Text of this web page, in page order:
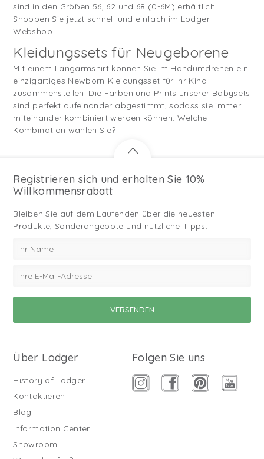
sind in den Größen 56, 62 und 68 (0-6M) erhältlich.
Shoppen Sie jetzt schnell und einfach im Lodger
Webshop.
Kleidungssets für Neugeborene
Mit einem Langarmshirt können Sie im Handumdrehen ein
einzigartiges Newborn-Kleidungsset für Ihr Kind
zusammenstellen. Die Farben und Prints unserer Babysets
sind perfekt aufeinander abgestimmt, sodass sie immer
miteinander kombiniert werden können. Welche
Kombination wählen Sie?
Registrieren sich und erhalten Sie 10%
Willkommensrabatt
Bleiben Sie auf dem Laufenden über die neuesten
Produkte, Sonderangebote und nützliche Tipps.
Über Lodger
History of Lodger
Kontaktieren
Blog
Information Center
Showroom
Folgen Sie uns